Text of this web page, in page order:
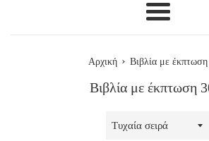
Menu
Αρχική › Βιβλία με
Βιβλία με έκπτωση
ΤΑΞΙΝΟΜΗΣΗ